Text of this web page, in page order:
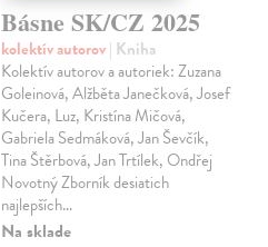
Básne SK/CZ 2025
kolektív autorov| Kniha
Kolektív autorov a autoriek: Zuzana
Goleinová, Alžběta Janečková, Josef
Kučera, Luz, Kristína Mičová,
Gabriela Sedmáková, Jan Ševčík,
Tina Štěrbová, Jan Trtílek, Ondřej
Novotný Zborník desiatich
najlepších…
Na sklade